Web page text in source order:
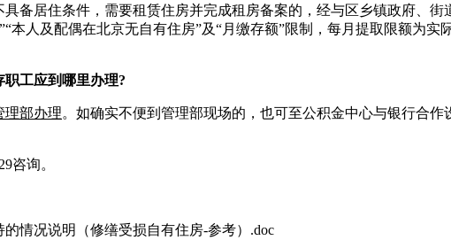
居住条件，需要租赁住房并完成租房备案的，经与区乡镇政府、街
本人及配偶在北京无自有住房”及“月缴存额”限制，每月提取限额为
工应到哪里办理?
理部办理。如确实不便到管理部现场的，也可至公积金中心与银行合作
咨询。
情况说明（修缮受损自有住房-参考）.doc